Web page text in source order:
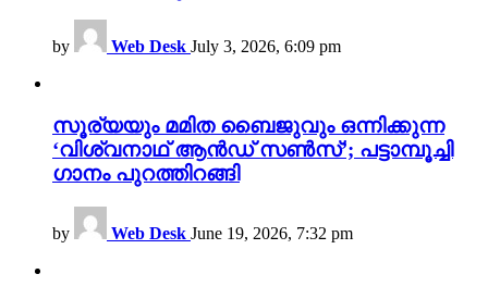
by Web Desk July 3, 2026, 6:09 pm
സൂര്യയും മമിത ബൈജുവും ഒന്നിക്കുന്ന
‘വിശ്വനാഥ് ആൻഡ് സൺസ്’; പട്ടാമ്പൂച്ചി
ഗാനം പുറത്തിറങ്ങി
by Web Desk June 19, 2026, 7:32 pm